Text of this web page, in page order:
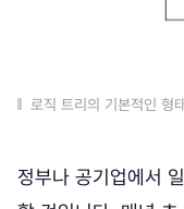
로직 트리의 기본적인 형
정부나 공기업에서